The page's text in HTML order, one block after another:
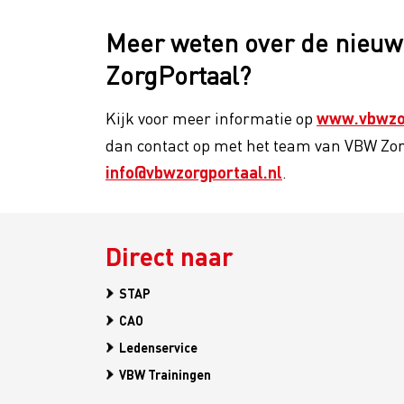
Meer weten over de
ZorgPortaal?
Kijk voor meer informatie op
dan contact op met het team van VBW
info@vbwzorgportaal.nl.
Direct naar
STAP
CAO
Ledenservice
VBW Trainingen